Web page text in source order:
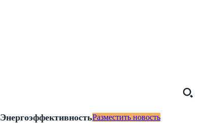
ЭнергоэффективностьРазместить новость